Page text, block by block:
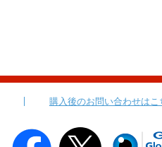
購入後のお問い合わせはこ